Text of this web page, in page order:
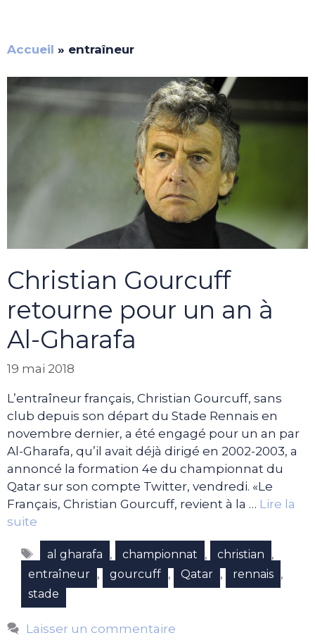
Accueil » entraîneur
Christian Gourcuff
retourne pour un an à
Al-Gharafa
19 mai 2018
L’entraîneur français, Christian Gourcuff, sans
club depuis son départ du Stade Rennais en
novembre dernier, a été engagé pour un an par
Al-Gharafa, qu’il avait déjà dirigé en 2002-2003, a
annoncé la formation 4e du championnat du
Qatar sur son compte Twitter, vendredi. «Le
Français, Christian Gourcuff, revient à la … Lire la
suite
Étiquettes
al gharafa , championnat , christian ,
entraîneur , gourcuff , Qatar , rennais ,
stade
Laisser un commentaire